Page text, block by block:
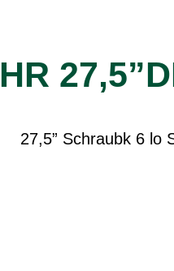
HR
27,5” Schraubk 6 lo